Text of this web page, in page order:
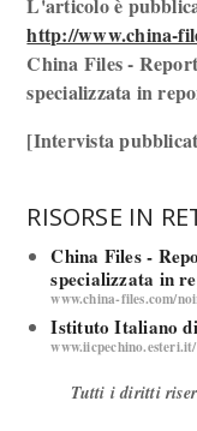
http://www.china-
China Files -
specializzata in
[Intervista
RISORSE IN
China Files -
specializzata in
www.china-files.com/
Istituto Italiano
www.iicpechino.esteri.it/
Tutti i diritti